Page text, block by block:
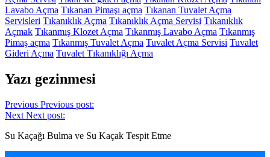
Lavabo Açma Tıkanan Pimaşı açma Tıkanan Tuvalet Açma
Servisleri Tıkanıklık Açma Tıkanıklık Açma Servisi Tıkanıklık
Açmak Tıkanmış Klozet Açma Tıkanmış Lavabo Açma Tıkanmış
Pimaş açma Tıkanmış Tuvalet Açma Tuvalet Açma Servisi Tuvalet
Gideri Açma Tuvalet Tıkanıklığı Açma
Yazı gezinmesi
Previous Previous post:
Next Next post:
Su Kaçağı Bulma ve Su Kaçak Tespit Etme